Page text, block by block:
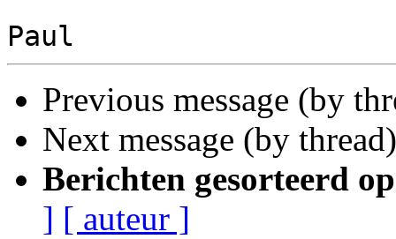
Previous message (by
Next message (by
Berichten gesorteerd
] [ auteur ]